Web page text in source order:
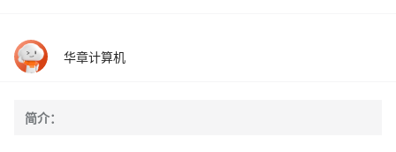
华章计算机
简介：